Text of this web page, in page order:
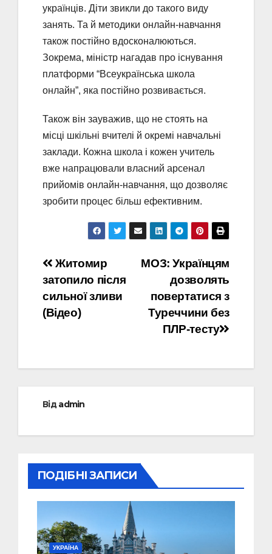
українців. Діти звикли до такого виду
занять. Та й методики онлайн-навчання
також постійно вдосконалюються.
Зокрема, міністр нагадав про існування
платформи “Всеукраїнська школа
онлайн”, яка постійно розвивається.
Також він зауважив, що не стоять на
місці шкільні вчителі й окремі навчальні
заклади. Кожна школа і кожен учитель
вже напрацювали власний арсенал
прийомів онлайн-навчання, що дозволяє
зробити процес більш ефективним.
Навігація
записів
МОЗ: Українцям
дозволять
повертатися з
Туреччини без
ПЛР-тесту
Житомир
затопило після
сильної зливи
(Відео)
Відadmin
ПОДІБНІ ЗАПИСИ
УКРАЇНА